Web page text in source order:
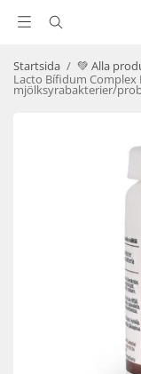
Startsida / 💚 Alla
Lacto Bífidum
mjölksyrabakterier/